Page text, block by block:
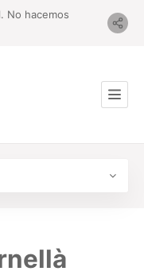
No hacemos